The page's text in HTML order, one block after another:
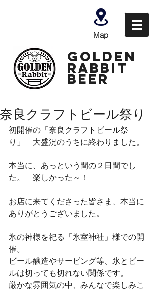
Map
GOLDEN
Rabbit
Beer
奈良クラフトビール祭り
初開催の「奈良クラフトビール祭
り」　大盛況のうちに終わりました。
本当に、あっという間の２日間でし
た。　楽しかった～！
お店に来てくださった皆さま、本当に
ありがとうございました。
氷の神様を祀る「氷室神社」様での開
催。
ビール醸造やサービング等、氷とビー
ルは切っても切れない関係です。
厳かな雰囲気の中、みんなで楽しみこ